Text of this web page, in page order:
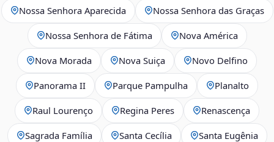
Nossa Senhora Aparecida Nossa Senhora das Graças
Nossa Senhora de Fátima Nova América
Nova Morada Nova Suiça Novo Delfino
Panorama II Parque Pampulha Planalto
Raul Lourenço Regina Peres Renascença
Sagrada Família Santa Cecília Santa Eugênia